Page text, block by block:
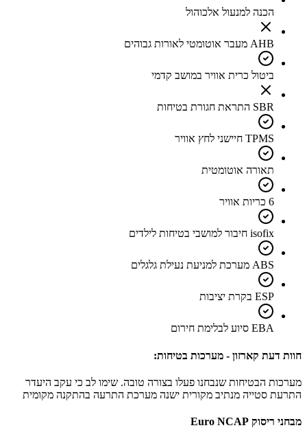
הכנה למנעול אלכוהול
AHB מעבר אוטומטי לאורות גבוהים
ביטול כרית אוויר במושב קדמי
SBR התראת חגורת בטיחות
TPMS חיישני לחץ אוויר
תאורה אוטומטית
6 כריות אוויר
isofix חיבור למושבי בטיחות לילדים
ABS מערכת למניעת נעילת גלגלים
ESP בקרת יציבות
EBA סיוע לבלימת חירום
חוות דעת קארזון - מערכות בטיחות:
מערכות הבטיחות שנבחנו פעלו בצורה טובה. שימו לב כי עקב היעדר
התרעת סטייה מנתיב מקורית ישנה מערכת התרעה בהתקנה מקומית
מבחני ריסוק Euro NCAP